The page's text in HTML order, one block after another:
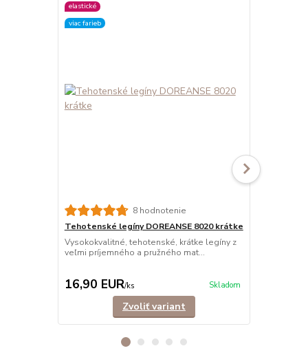
elastické
viac farieb
8 hodnotenie
Tehotenské legíny DOREANSE 8020 krátke
Vysokokvalitné, tehotenské, krátke legíny z
veľmi príjemného a pružného mat...
16,90 EUR/ks Skladom
Zvoliť variant